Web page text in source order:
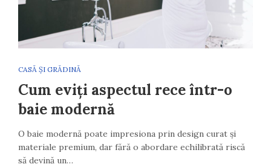
CASĂ ȘI GRĂDINĂ
Cum eviți aspectul rece într-o
baie modernă
O baie modernă poate impresiona prin design curat și
materiale premium, dar fără o abordare echilibrată riscă
să devină un…